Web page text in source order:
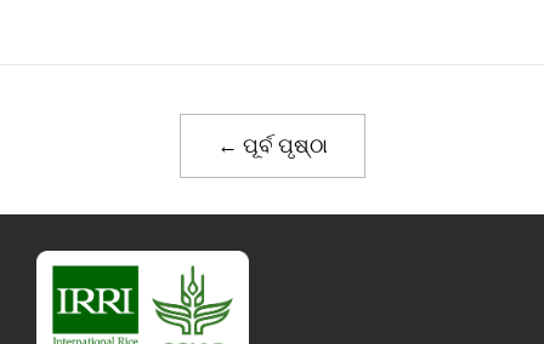
← ପୂର୍ବ ପୃଷ୍ଠା